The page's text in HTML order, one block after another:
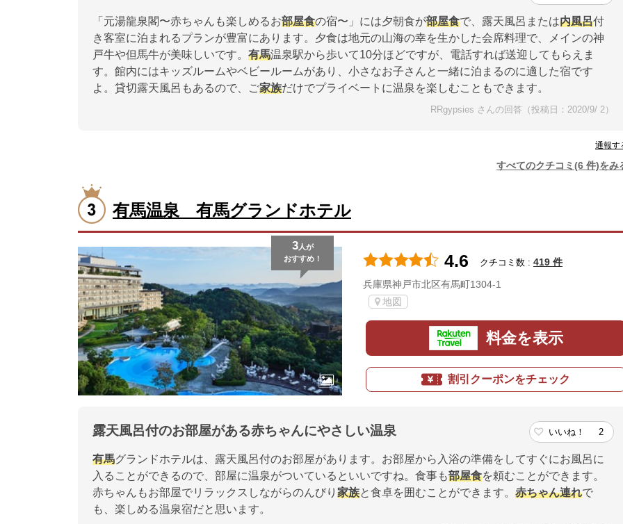
「元湯龍泉閣〜赤ちゃんも楽しめるお部屋食の宿〜」には夕朝食が部屋食で、露天風呂または内風呂付
き客室に泊まれるプランが豊富にあります。夕食は地元の山海の幸を生かした会席料理で、メインの神
戸牛や但馬牛が美味しいです。 有馬温泉駅から歩いて10分ほどですが、電話すれば送迎してもらえま
す。館内にはキッズルームやベビールームがあり、小さなお子さんと一緒に泊まるのに適した宿です
よ。貸切露天風呂もあるので、ご家族だけでプライベートに温泉を楽しむこともできます。
RRgypsies さんの回答（投稿日：2020/9/ 2）
通報す
すべてのクチコミ(6 件)をみ
有馬温泉 有馬グランドホテル
3人が
おすすめ！
4.6 クチコミ数 : 419 件
兵庫県神戸市北区有馬町1304-1
地図
料金を表示
割引クーポンをチェック
露天風呂付のお部屋がある赤ちゃんにやさしい温泉 いいね！ 2
有馬グランドホテルは、露天風呂付のお部屋があります。お部屋から入浴の準備をしてすぐにお風呂に
入ることができるので、部屋に温泉がついているといいですね。食事も部屋食を頼むことができます。
赤ちゃんもお部屋でリラックスしながらのんびり 家族と食卓を囲むことができます。 赤ちゃん連れで
も、楽しめる温泉宿だと思います。